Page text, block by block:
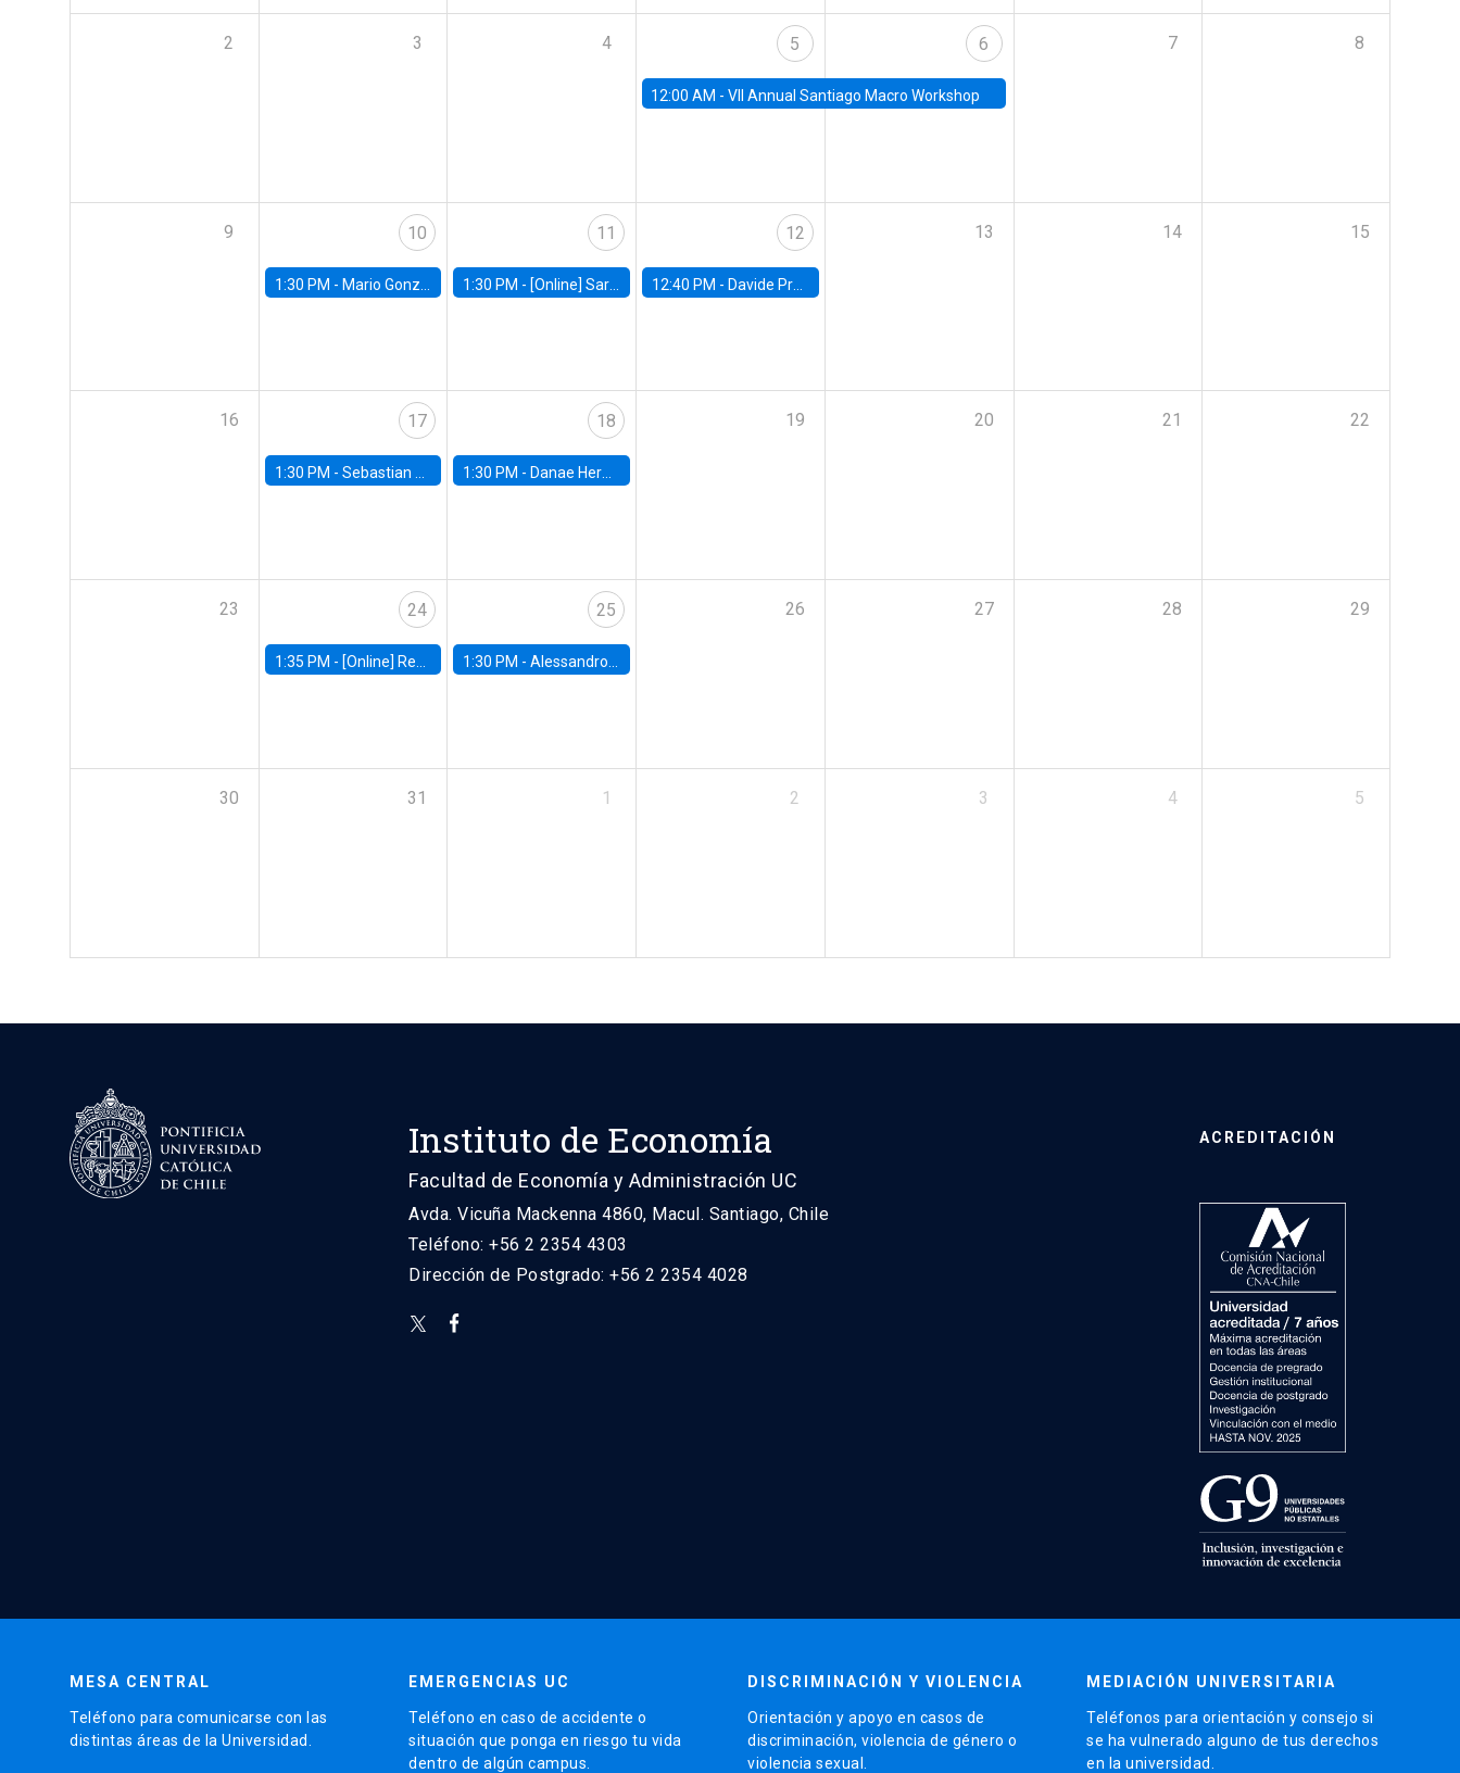
2 3 4 5
12:00 AM -VII Annual Santiago Macro Workshop
6 7 8
9 10
1:30 PM - Mario González, Banco Central de Chile
11
1:30 PM - [Online] Sarah Armitage, Boston University
12
12:40 PM - Davide Proserpio, Marshall School of Business
13 14 15
16 17
1:30 PM - Sebastian Claro, Universidad de Los Andes
18
1:30 PM - Danae Hernandez-Cortes, Arizona State
19 20 21 22
23 24
1:35 PM - [Online] Renata Narita, PUC Rio
25
1:30 PM -Alessandro Chiari, Charles University
26 27 28 29
30 31 1 2 3 4 5
Instituto de Economía
Facultad de Economía y Administración UC
Avda. Vicuña Mackenna 4860, Macul. Santiago, Chile
Teléfono: +56 2 2354 4303
Dirección de Postgrado: +56 2 2354 4028
ACREDITACIÓN
MESA CENTRAL
Teléfono para comunicarse con las
distintas áreas de la Universidad.
EMERGENCIAS UC
Teléfono en caso de accidente o
situación que ponga en riesgo tu vida
dentro de algún campus.
DISCRIMINACIÓN Y VIOLENCIA
Orientación y apoyo en casos de
discriminación, violencia de género o
violencia sexual.
MEDIACIÓN UNIVERSITARIA
Teléfonos para orientación y consejo si
se ha vulnerado alguno de tus derechos
en la universidad.